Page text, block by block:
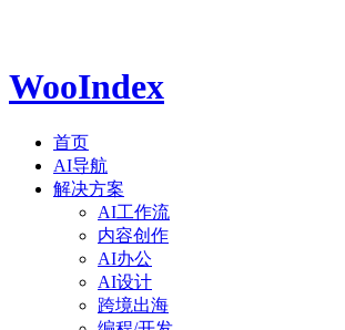
WooIndex
首页
AI导航
解决方案
AI工作流
内容创作
AI办公
AI设计
跨境出海